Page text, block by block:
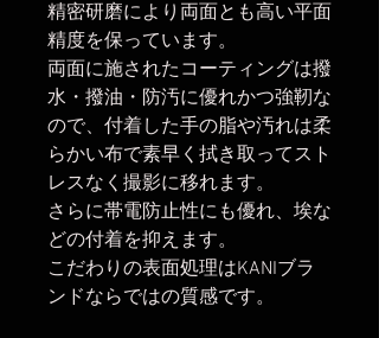
精密研磨により両面とも高い平面
精度を保っています。
両面に施されたコーティングは撥
水・撥油・防汚に優れかつ強靭な
ので、付着した手の脂や汚れは柔
らかい布で素早く拭き取ってスト
レスなく撮影に移れます。
さらに帯電防止性にも優れ、埃な
どの付着を抑えます。
こだわりの表面処理はKANIブラ
ンドならではの質感です。